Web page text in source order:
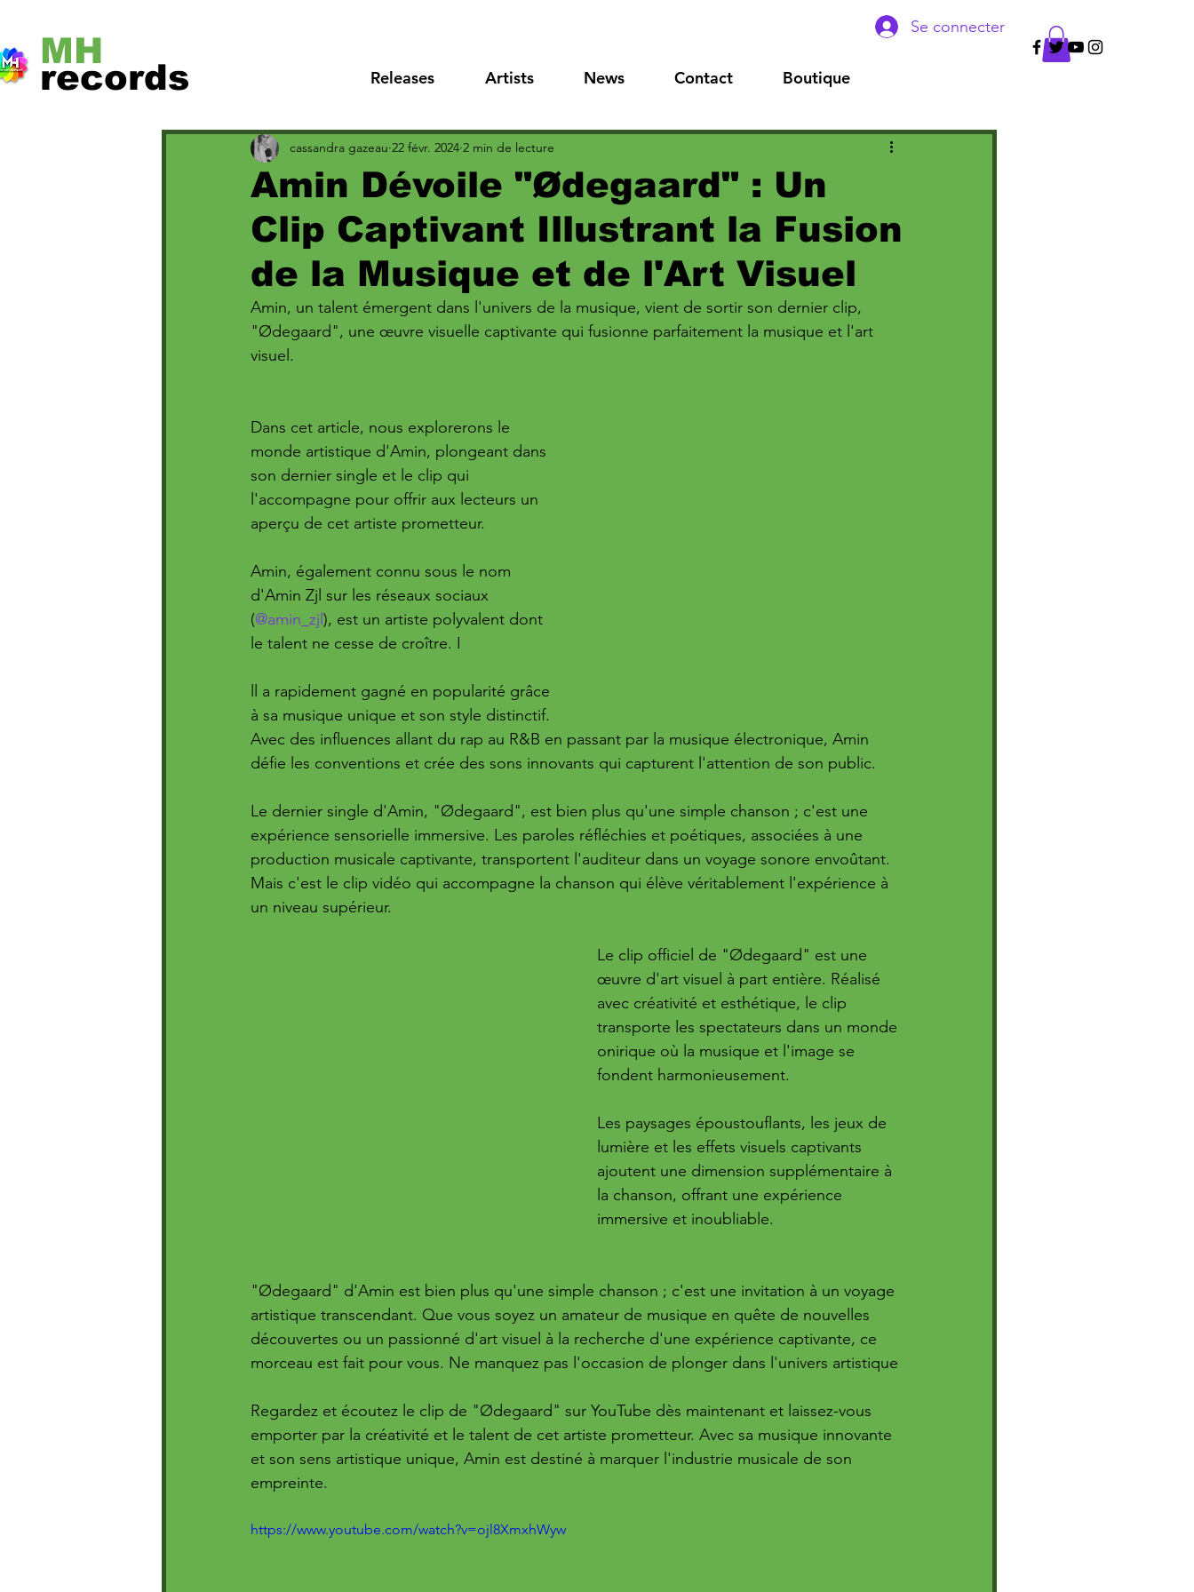
MH
records
Se connecter
Releases Artists News Contact Boutique
Amin Dévoile "Ødegaard" : Un
Clip Captivant Illustrant la Fusion
de la Musique et de l'Art Visuel
cassandra gazeau 22 févr. 2024 2 min de lecture
Amin, un talent émergent dans l'univers de la musique, vient de sortir son dernier clip,
"Ødegaard", une œuvre visuelle captivante qui fusionne parfaitement la musique et l'art
visuel.
Dans cet article, nous explorerons le
monde artistique d'Amin, plongeant dans
son dernier single et le clip qui
l'accompagne pour offrir aux lecteurs un
aperçu de cet artiste prometteur.
Amin, également connu sous le nom
d'Amin Zjl sur les réseaux sociaux
(@amin_zjl), est un artiste polyvalent dont
le talent ne cesse de croître. I
ll a rapidement gagné en popularité grâce
à sa musique unique et son style distinctif.
Avec des influences allant du rap au R&B en passant par la musique électronique, Amin
défie les conventions et crée des sons innovants qui capturent l'attention de son public.
Le dernier single d'Amin, "Ødegaard", est bien plus qu'une simple chanson ; c'est une
expérience sensorielle immersive. Les paroles réfléchies et poétiques, associées à une
production musicale captivante, transportent l'auditeur dans un voyage sonore envoûtant.
Mais c'est le clip vidéo qui accompagne la chanson qui élève véritablement l'expérience à
un niveau supérieur.
Le clip officiel de "Ødegaard" est une
œuvre d'art visuel à part entière. Réalisé
avec créativité et esthétique, le clip
transporte les spectateurs dans un monde
onirique où la musique et l'image se
fondent harmonieusement.
Les paysages époustouflants, les jeux de
lumière et les effets visuels captivants
ajoutent une dimension supplémentaire à
la chanson, offrant une expérience
immersive et inoubliable.
"Ødegaard" d'Amin est bien plus qu'une simple chanson ; c'est une invitation à un voyage
artistique transcendant. Que vous soyez un amateur de musique en quête de nouvelles
découvertes ou un passionné d'art visuel à la recherche d'une expérience captivante, ce
morceau est fait pour vous. Ne manquez pas l'occasion de plonger dans l'univers artistique
Regardez et écoutez le clip de "Ødegaard" sur YouTube dès maintenant et laissez-vous
emporter par la créativité et le talent de cet artiste prometteur. Avec sa musique innovante
et son sens artistique unique, Amin est destiné à marquer l'industrie musicale de son
empreinte.
https://www.youtube.com/watch?v=ojl8XmxhWyw